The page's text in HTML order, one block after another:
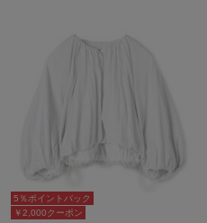
￥2,000クーポン
5％ポイントバック